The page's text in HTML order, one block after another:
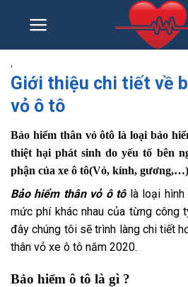
,
Giới thiệu chi tiết về
vỏ ô tô
Bảo hiểm thân vỏ ôtô là loại bảo
thiệt hại phát sinh do yếu tố bên
phận của xe ô tô(Vỏ, kính,
Bảo hiểm thân vỏ ô tôlà loại hình
mức phí khácnhau của từng công
đây chúng tôi sẽtrình làng chi tiết
thân vỏ xe ô tô năm 2020.
Bảo hiểm ô tô là gì ?